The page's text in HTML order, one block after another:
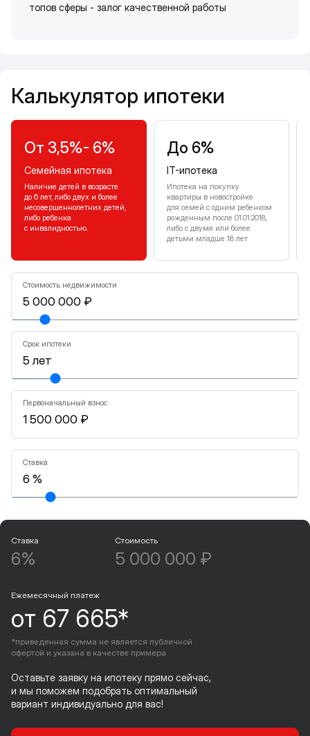
топов сферы - залог качественной работы
Калькулятор ипотеки
От 3,5%- 6%
Семейная ипотека
Наличие детей в возрасте
до 6 лет, либо двух и более
несовершеннолетних детей,
либо ребенка
с инвалидностью.
До 6%
IT-ипотека
Ипотека на покупку
квартиры в новостройке
для семей с одним ребенком
рожденным после 01.01.2018,
либо с двумя или более
детьми младше 18 лет
Стоимость недвижимости
Срок ипотеки
Первоначальный взнос
Ставка
Ставка
6%
Стоимость
5 000 000 ₽
Ежемесячный платеж
от 67 665*
*приведенная сумма не является публичной
офертой и указана в качестве примера
Оставьте заявку на ипотеку прямо сейчас,
и мы поможем подобрать оптимальный
вариант индивидуально для вас!